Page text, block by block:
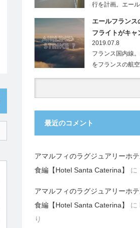
行を計画。エー
エールフランス
フライトがキャ
2019.07.8
フランス国内線
をフランスの航
最近のコメント
アマルフィのラグジュアリーホ
食編【Hotel Santa Caterina】
に
アマルフィのラグジュアリーホ
食編【Hotel Santa Caterina】
に
り